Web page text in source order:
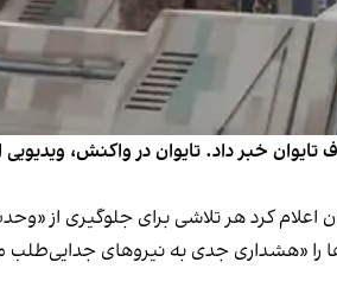
خبر داد. تایوان در واکنش،
اعلام کرد هر تلاشی برای جلوگیری
جدی به نیروهای جدایی‌طلب